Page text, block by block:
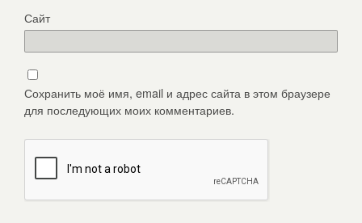
Сайт
Сохранить моё имя, email и адрес сайта в этом браузере
для последующих моих комментариев.